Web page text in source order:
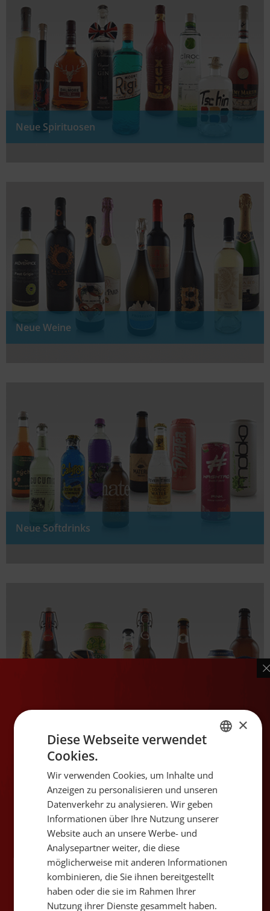
Neue Spirituosen
Neue Weine
Neue Softdrinks
FRENCH
×
Diese Webseite verwendet
Cookies.
Wir verwenden Cookies, um Inhalte und
Anzeigen zu personalisieren und unseren
Datenverkehr zu analysieren. Wir geben
Informationen über Ihre Nutzung unserer
Website auch an unsere Werbe- und
Analysepartner weiter, die diese
möglicherweise mit anderen Informationen
kombinieren, die Sie ihnen bereitgestellt
haben oder die sie im Rahmen Ihrer
Nutzung ihrer Dienste gesammelt haben.